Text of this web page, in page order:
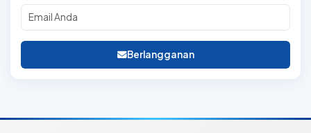
Berlangganan